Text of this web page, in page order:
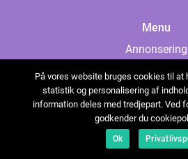
Menu
Annonsering
Cookies
Kontakta oss
Sitemap
På vores website bruges cookies til at
statistik og personalisering af
information deles med tredjepart. Ved
godkender du
Ok